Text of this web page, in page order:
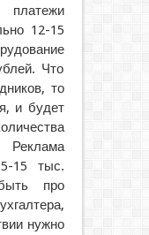
12-15
Что
то
и будет
Реклама
15 тыс.
про
нужно